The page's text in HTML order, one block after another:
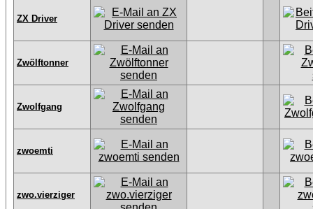
ZX Driver
Zwölftonner
Zwolfgang
zwoemti
zwo.vierziger